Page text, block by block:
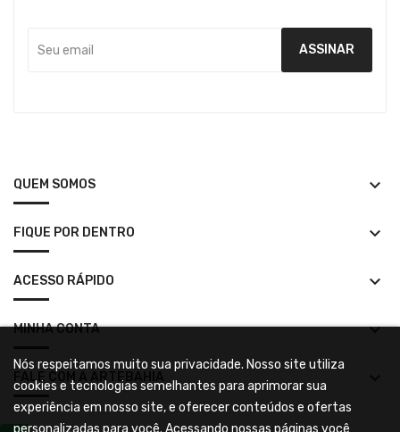
QUEM SOMOS keyboard_arrow_down
FIQUE POR DENTRO keyboard_arrow_down
ACESSO RÁPIDO keyboard_arrow_down
MINHA CONTA keyboard_arrow_down
FALE COM A ARTEBAHIA
Nós respeitamos muito sua privacidade. Nosso site utiliza
cookies e tecnologias semelhantes para aprimorar sua
experiência em nosso site, e oferecer conteúdos e ofertas
personalizadas para você. Acessando nossas páginas você